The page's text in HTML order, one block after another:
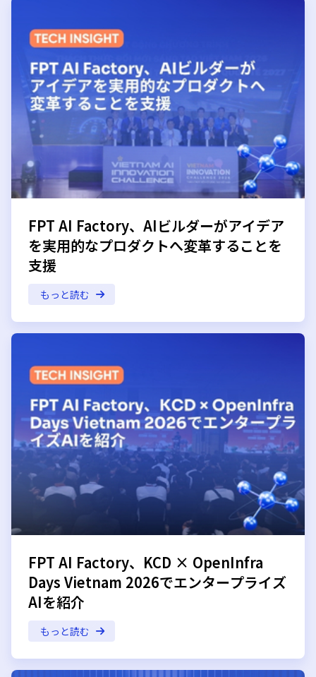
FPT AI Factory、AIビルダーがアイデア
を実用的なプロダクトへ変革することを
支援
もっと読む
FPT AI Factory、KCD × OpenInfra
Days Vietnam 2026でエンタープライズ
AIを紹介
もっと読む